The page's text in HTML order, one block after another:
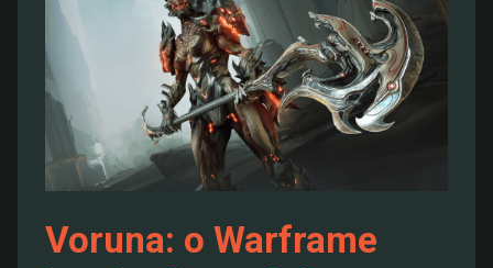
Voruna: o Warframe